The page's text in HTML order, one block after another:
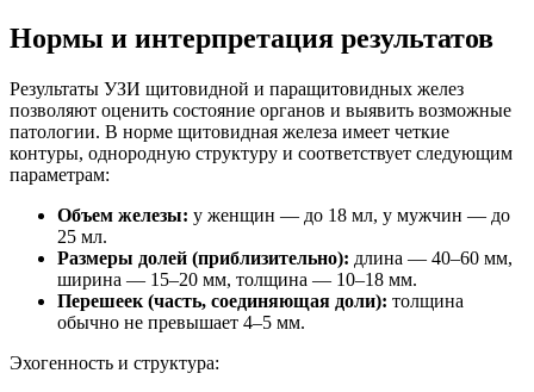
Нормы и интерпретация результатов
Результаты УЗИ щитовидной и паращитовидных желез
позволяют оценить состояние органов и выявить возможные
патологии. В норме щитовидная железа имеет четкие
контуры, однородную структуру и соответствует следующим
параметрам:
Объем железы: у женщин — до 18 мл, у мужчин — до
25 мл.
Размеры долей (приблизительно): длина — 40–60 мм,
ширина — 15–20 мм, толщина — 10–18 мм.
Перешеек (часть, соединяющая доли): толщина
обычно не превышает 4–5 мм.
Эхогенность и структура: